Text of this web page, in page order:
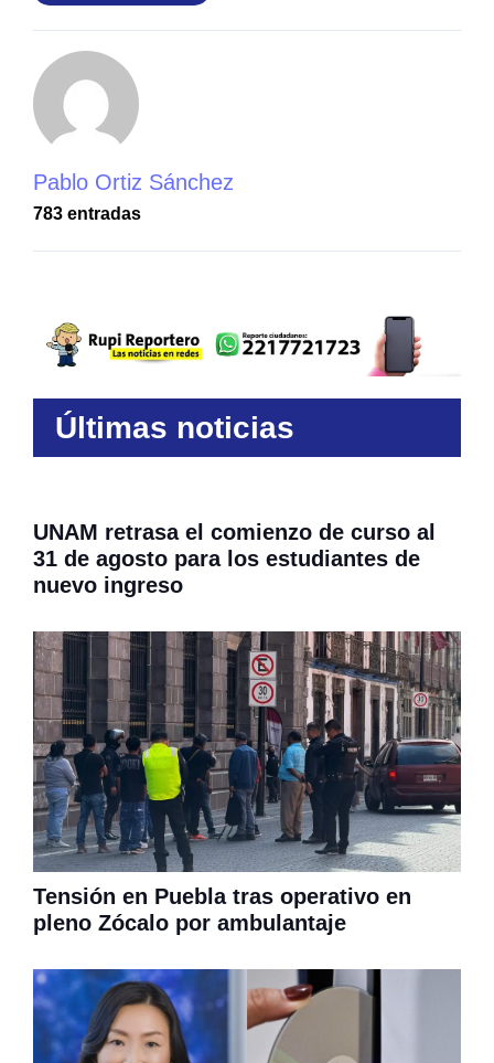
Pablo Ortiz Sánchez
783 entradas
Últimas noticias
UNAM retrasa el comienzo de curso al
31 de agosto para los estudiantes de
nuevo ingreso
Tensión en Puebla tras operativo en
pleno Zócalo por ambulantaje